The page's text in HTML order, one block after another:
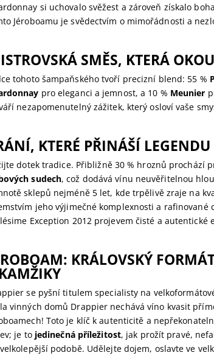
si uchovalo svěžest a zároveň získalo
Jéroboamu je svědectvím o mimořádnosti a
SMĚS, KTERÁ
tohoto šampaňského tvoří precizní blend: 55 %
pro eleganci a jemnost, a 10 % Meunier
nezapomenutelný zážitek, který osloví vaše
KTERÉ PŘINÁŠÍ LEGENDU
dotek tradice. Přibližně 30 % hroznů prochází
sudech, což dodává vínu neuvěřitelnou
sklepů nejméně 5 let, kde trpělivě zraje na
jeho výjimečné komplexnosti a
Exception 2012 projevem čisté a autentické
KRÁLOVSKÝ
se pyšní titulem specialisty na
vinných domů Drappier nechává víno kvasit
Toto je klíč k autenticitě a
je to jedinečná příležitost, jak prožít pravé,
podobě. Udělejte dojem, oslavte ve